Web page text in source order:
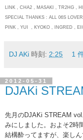
LINK , CHA2 , MASAKI , TR2HG ,
SPECIAL THANKS : ALL 06S
PINK , YUI , KYOKO , INGRED ,
DJ AKi 時刻: 2:25 1
2012-05-31
DJAKi
先月のDJAKi STREAM
みにしました。およそ2時
結構酔ってますが、楽し